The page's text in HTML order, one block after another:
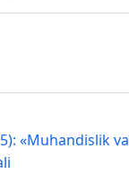
«Muhandislik va